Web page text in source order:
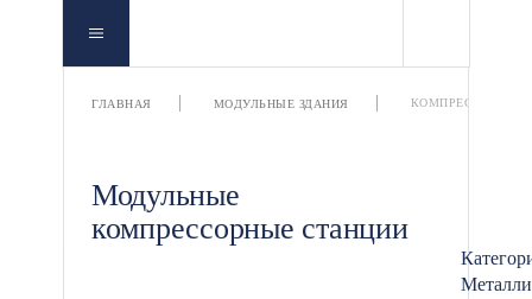
ГЛАВНАЯ МОДУЛЬНЫЕ ЗДАНИЯ КОМПРЕССОРНЫЕ
Модульные
компрессорные станции